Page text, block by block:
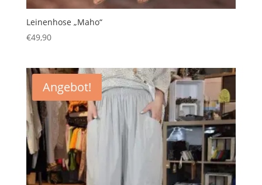
Leinenhose „Maho“
€49,90
Angebot!